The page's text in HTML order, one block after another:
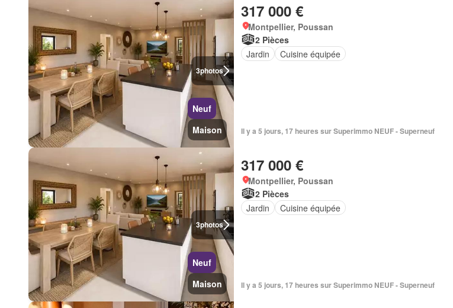
3photos
Neuf
Maison
317 000 €
Montpellier, Poussan
2 Pièces
Jardin
Cuisine équipée
Il y a 5 jours, 17 heures sur Superimmo NEUF - Superneuf
3photos
Neuf
Maison
317 000 €
Montpellier, Poussan
2 Pièces
Jardin
Cuisine équipée
Il y a 5 jours, 17 heures sur Superimmo NEUF - Superneuf